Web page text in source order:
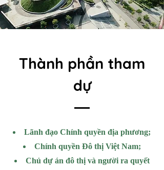
​Thành phần tham
dự
Lãnh đạo Chính quyền địa phương;
Chính quyền Đô thị Việt Nam;
Chủ dự án đô thị và người ra quyết